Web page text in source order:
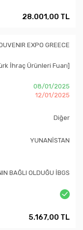
28.001,00 TL
EXPO GREECE
İhraç Ürünleri Fuarı]
08/01/2025
12/01/2025
Diğer
YUNANİSTAN
BAĞLI OLDUĞU İBGS
5.167,00 TL